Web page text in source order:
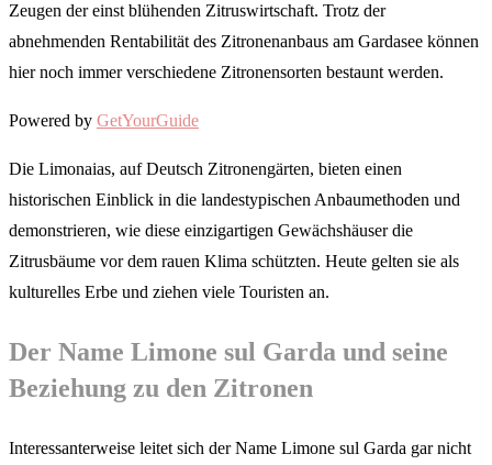
Zeugen der einst blühenden Zitruswirtschaft. Trotz der
abnehmenden Rentabilität des Zitronenanbaus am Gardasee können
hier noch immer verschiedene Zitronensorten bestaunt werden.
Powered by GetYourGuide
Die Limonaias, auf Deutsch Zitronengärten, bieten einen
historischen Einblick in die landestypischen Anbaumethoden und
demonstrieren, wie diese einzigartigen Gewächshäuser die
Zitrusbäume vor dem rauen Klima schützten. Heute gelten sie als
kulturelles Erbe und ziehen viele Touristen an.
Der Name Limone sul Garda und seine
Beziehung zu den Zitronen
Interessanterweise leitet sich der Name Limone sul Garda gar nicht